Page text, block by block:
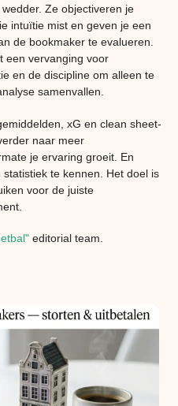
Ze objectiveren je
intuïtie mist en geven je een
de bookmaker te evalueren.
een vervanging voor
en de discipline om alleen te
samenvallen.
xG en clean sheet-
naar meer
je ervaring groeit. En
te kennen. Het doel is
voor de juiste
editorial team.